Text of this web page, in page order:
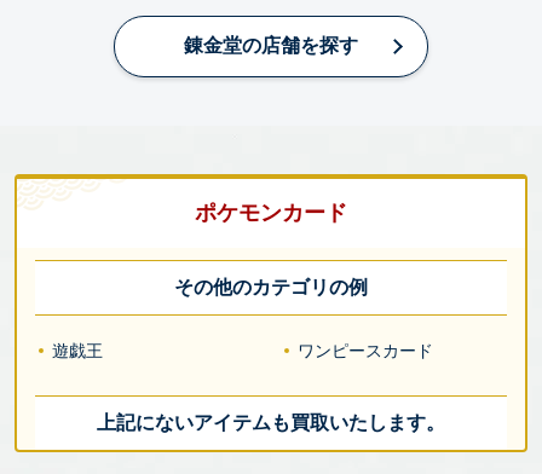
錬金堂の店舗を探す
ポケモンカード
その他のカテゴリの例
遊戯王 ワンピースカード
上記にないアイテムも買取いたします。